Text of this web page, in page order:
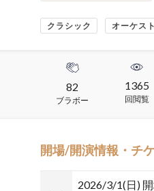
クラシック オーケス
82
ブラボー
1365
回閲覧
開場/開演情報・チ
2026/3/1(日)